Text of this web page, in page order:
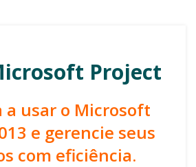
Project
a usar o Microsoft
e gerencie seus
com eficiência.